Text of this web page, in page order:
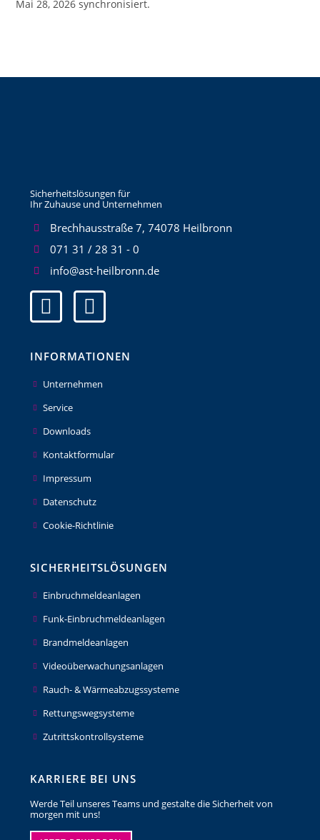
Mai 28, 2026 synchronisiert.
Sicherheitslösungen für
Ihr Zuhause und Unternehmen
Brechhausstraße 7, 74078 Heilbronn
071 31 / 28 31 - 0
info@ast-heilbronn.de
INFORMATIONEN
Unternehmen
Service
Downloads
Kontaktformular
Impressum
Datenschutz
Cookie-Richtlinie
SICHERHEITSLÖSUNGEN
Einbruchmeldeanlagen
Funk-Einbruchmeldeanlagen
Brandmeldeanlagen
Videoüberwachungsanlagen
Rauch- & Wärmeabzugssysteme
Rettungswegsysteme
Zutrittskontrollsysteme
KARRIERE BEI UNS
Werde Teil unseres Teams und gestalte die Sicherheit von
morgen mit uns!